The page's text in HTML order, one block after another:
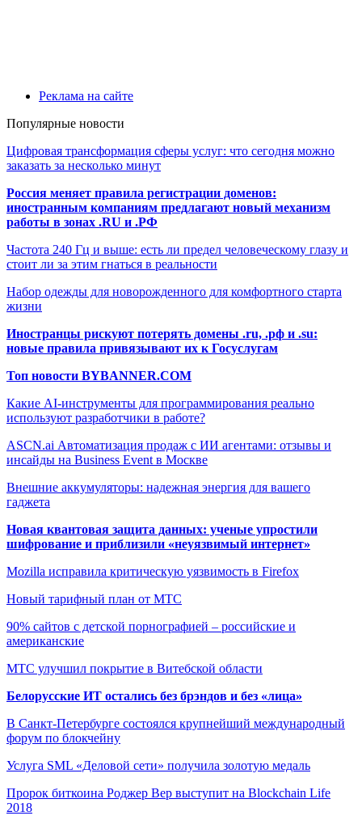
Реклама на сайте
Популярные новости
Цифровая трансформация сферы услуг: что сегодня можно
заказать за несколько минут
Россия меняет правила регистрации доменов:
иностранным компаниям предлагают новый механизм
работы в зонах .RU и .РФ
Частота 240 Гц и выше: есть ли предел человеческому глазу и
стоит ли за этим гнаться в реальности
Набор одежды для новорожденного для комфортного старта
жизни
Иностранцы рискуют потерять домены .ru, .рф и .su:
новые правила привязывают их к Госуслугам
Топ новости BYBANNER.COM
Какие AI-инструменты для программирования реально
используют разработчики в работе?
ASCN.ai Автоматизация продаж с ИИ агентами: отзывы и
инсайды на Business Event в Москве
Внешние аккумуляторы: надежная энергия для вашего
гаджета
Новая квантовая защита данных: ученые упростили
шифрование и приблизили «неуязвимый интернет»
Mozilla исправила критическую уязвимость в Firefox
Новый тарифный план от МТС
90% сайтов с детской порнографией – российские и
американские
МТС улучшил покрытие в Витебской области
Белорусские ИТ остались без брэндов и без «лица»
В Санкт-Петербурге состоялся крупнейший международный
форум по блокчейну
Услуга SML «Деловой сети» получила золотую медаль
Пророк биткоина Роджер Вер выступит на Blockchain Life
2018